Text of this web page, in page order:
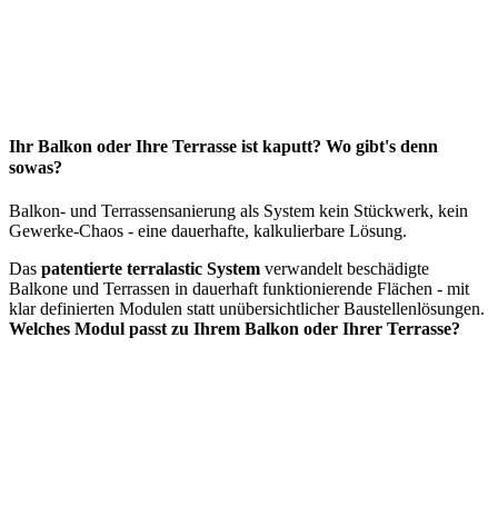
Ihr Balkon oder Ihre Terrasse ist kaputt? Wo gibt's denn
sowas?
Balkon- und Terrassensanierung als System kein Stückwerk, kein
Gewerke-Chaos - eine dauerhafte, kalkulierbare Lösung.
Das patentierte terralastic System verwandelt beschädigte
Balkone und Terrassen in dauerhaft funktionierende Flächen - mit
klar definierten Modulen statt unübersichtlicher Baustellenlösungen.
Welches Modul passt zu Ihrem Balkon oder Ihrer Terrasse?